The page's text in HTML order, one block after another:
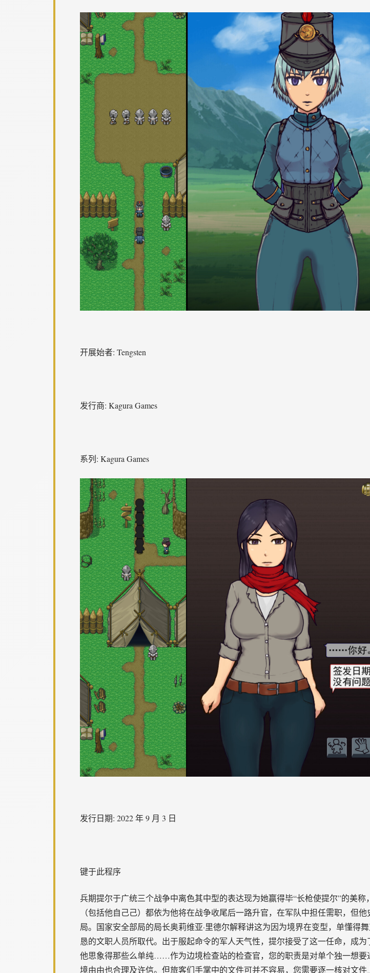
开展始者: Tengsten
发行商: Kagura Games
系列: Kagura Games
发行日期: 2022 年 9 月 3 日
键于此程序
兵期提尔于广统三个战争中离色其中型的表达现为她赢得毕“长枪使提尔”的美
（包括他自己己）都依为他将在战争收尾后一路升官，在军队中担任需职，但
局。国家安全部局的局长奥莉维亚·里德尔解释讲这为因为境界在变型，单懂得
恳的文职人员所取代。出于服起命令的军人天气性，提尔接受了这一任命，成
他思象得那些么单纯……作为边境检查站的检查官，您的职责是对单个独一想
境由由也合理及许信。但旅客们手掌中的文件可并不容易，您需要逐一核对文